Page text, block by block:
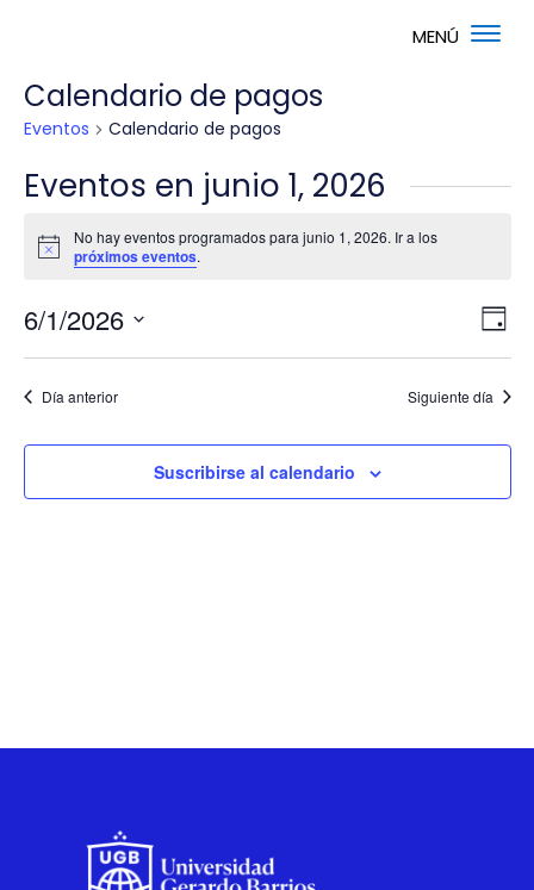
Calendario de pagos
Eventos Calendario de pagos
Eventos en junio 1, 2026
Aviso
No hay eventos programados para junio 1, 2026. Ir a los
próximos eventos.
de
de
de
Día
6/1/2026
fecha.
Día anterior Siguiente día
Suscribirse al calendario